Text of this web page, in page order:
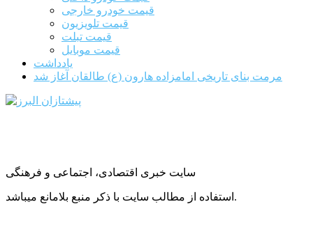
قیمت خودرو خارجی
قیمت تلویزیون
قیمت تبلت
قیمت موبایل
یادداشت
مرمت بنای تاریخی امامزاده هارون (ع) طالقان آغاز شد
سایت خبری اقتصادی، اجتماعی و فرهنگی
استفاده از مطالب سایت با ذکر منبع بلامانع میباشد.